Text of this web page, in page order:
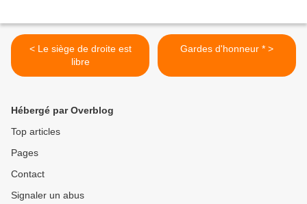
< Le siège de droite est
libre
Gardes d'honneur * >
Hébergé par Overblog
Top articles
Pages
Contact
Signaler un abus